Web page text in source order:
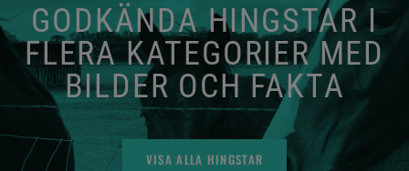
GODKÄNDA HINGSTAR I
FLERA KATEGORIER MED
BILDER OCH FAKTA
VISA ALLA HINGSTAR